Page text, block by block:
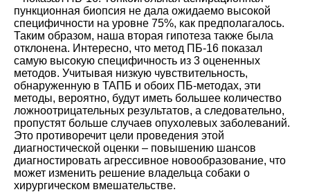
пункционная биопсия не дала ожидаемо высокой
специфичности на уровне 75%, как предполагалось.
Таким образом, наша вторая гипотеза также была
отклонена. Интересно, что метод ПБ-16 показал
самую высокую специфичность из 3 оцененных
методов. Учитывая низкую чувствительность,
обнаруженную в ТАПБ и обоих ПБ-методах, эти
методы, вероятно, будут иметь большее количество
ложноотрицательных результатов, а следовательно,
пропустят больше случаев опухолевых заболеваний.
Это противоречит цели проведения этой
диагностической оценки – повышению шансов
диагностировать агрессивное новообразование, что
может изменить решение владельца собаки о
хирургическом вмешательстве.